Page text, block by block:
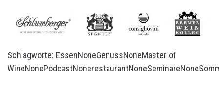
Schlagworte: EssenNoneGenussNoneMaster of
WineNonePodcastNonerestaurantNoneSeminareNone